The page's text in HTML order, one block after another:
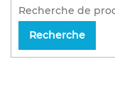
Recherche